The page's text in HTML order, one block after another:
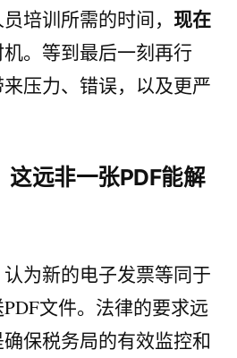
培训所需的时间， 现在
。等到最后一刻再行
压力、错误，以及更严
远非一张PDF能解
为新的电子发票等同于
文件。法律的要求远
保税务局的有效监控和